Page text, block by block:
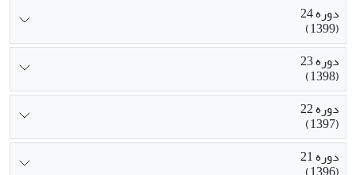
دوره 24
(1399)
دوره 23
(1398)
دوره 22
(1397)
دوره 21